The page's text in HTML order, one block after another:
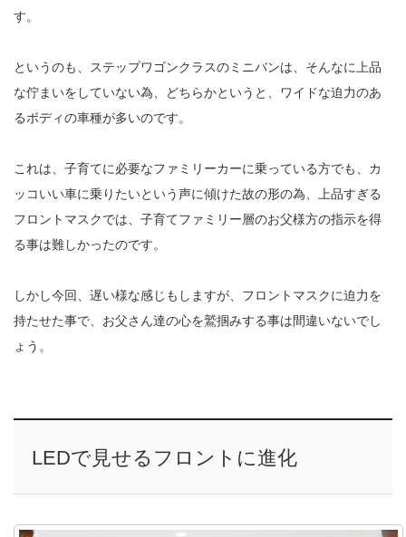
す。
というのも、ステップワゴンクラスのミニバンは、そんなに上品
な佇まいをしていない為、どちらかというと、ワイドな迫力のあ
るボディの車種が多いのです。
これは、子育てに必要なファミリーカーに乗っている方でも、カ
ッコいい車に乗りたいという声に傾けた故の形の為、上品すぎる
フロントマスクでは、子育てファミリー層のお父様方の指示を得
る事は難しかったのです。
しかし今回、遅い様な感じもしますが、フロントマスクに迫力を
持たせた事で、お父さん達の心を鷲掴みする事は間違いないでし
ょう。
LEDで見せるフロントに進化